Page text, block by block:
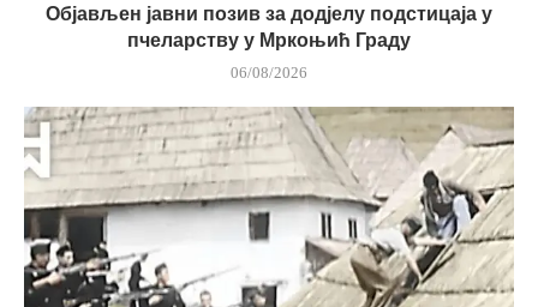
Објављен јавни позив за додјелу подстицаја у
пчеларству у Мркоњић Граду
06/08/2026